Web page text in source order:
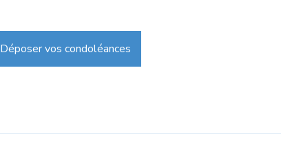
Déposer vos condoléances